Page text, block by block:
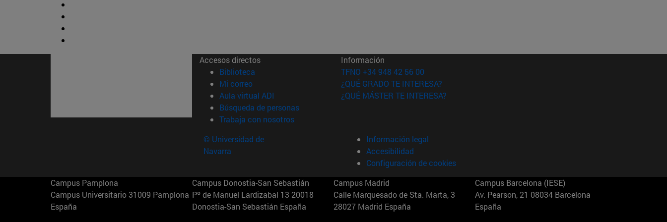
Accesos directos
Biblioteca (abre en nueva ventana)
Mi correo(abre en nueva ventana)
Aula virtual ADI (abre en nueva ventana)
Búsqueda de personas(abre en nueva ventana)
Trabaja con nosotros(abre en nueva ventana)
Información
TFNO +34 948 42 56 00
¿QUÉ GRADO TE INTERESA?
¿QUÉ MÁSTER TE INTERESA?
© Universidad de
Navarra
Información legal
Accesibilidad
Configuración de cookies
Campus Pamplona
Campus Universitario 31009 Pamplona
España
Campus Donostia-San Sebastián
Pº de Manuel Lardizabal 13 20018
Donostia-San Sebastián España
Campus Madrid
Calle Marquesado de Sta. Marta, 3
28027 Madrid España
Campus Barcelona (IESE)
Av. Pearson, 21 08034 Barcelona
España